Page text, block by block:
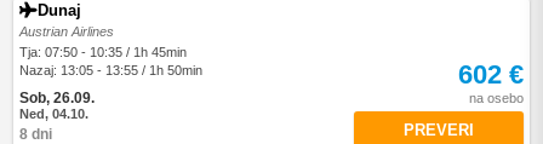
Dunaj
Austrian Airlines
Tja: 07:50 - 10:35 / 1h 45min
Nazaj: 13:05 - 13:55 / 1h 50min
Sob, 26.09.
Ned, 04.10.
8 dni
602 €
na osebo
PREVERI